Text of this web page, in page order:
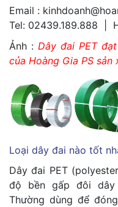
Email :
Tel: 02439.189.888 |
Ảnh : Dây đai PET
của Hoàng Gia PS sản
Loại dây đai nào tốt
Dây đai PET
độ bền gấp đôi
Thường dùng để